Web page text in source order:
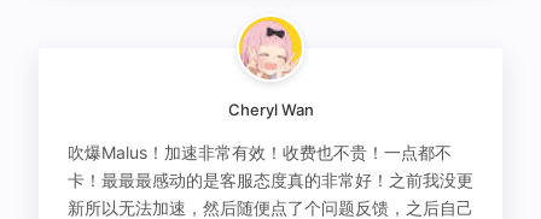
Cheryl Wan
吹爆Malus！加速非常有效！收费也不贵！一点都不
卡！最最最感动的是客服态度真的非常好！之前我没更
新所以无法加速，然后随便点了个问题反馈，之后自己